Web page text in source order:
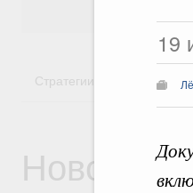
19
Стратегии
Новости